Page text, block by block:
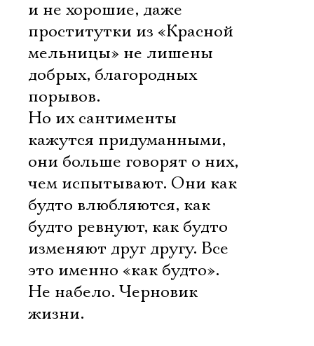
и не хорошие, даже
проститутки из «Красной
мельницы» не лишены
добрых, благородных
порывов.
Но их сантименты
кажутся придуманными,
они больше говорят о них,
чем испытывают. Они как
будто влюбляются, как
будто ревнуют, как будто
изменяют друг другу. Все
это именно «как будто».
Не набело. Черновик
жизни.